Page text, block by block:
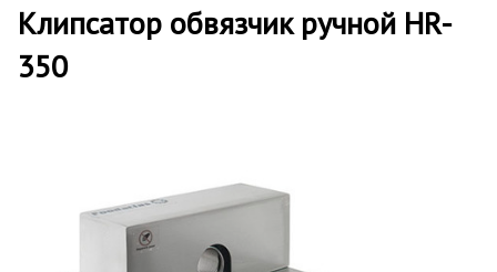
Клипсатор обвязчик ручной HR-
350